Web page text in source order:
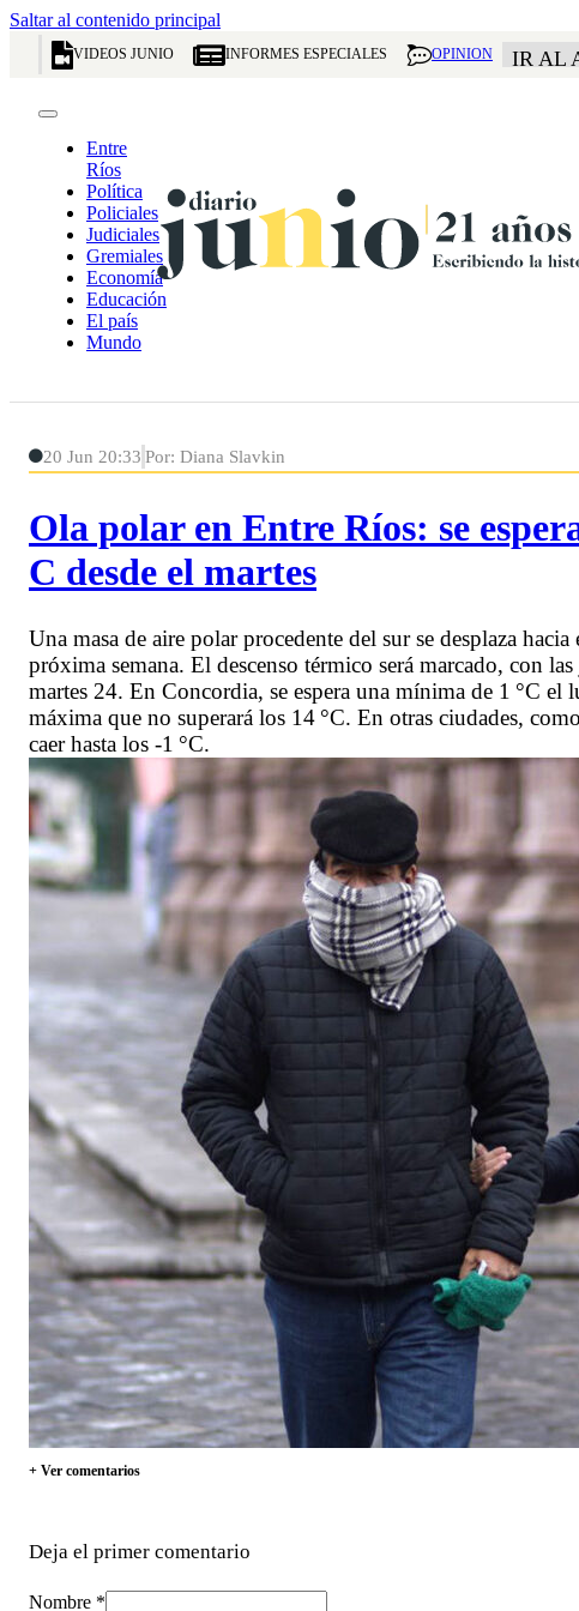
Saltar al contenido principal
VIDEOS JUNIO INFORMES ESPECIALES OPINION IR AL
Entre
Ríos
Política
Policiales
Judiciales
Gremiales
Economía
Educación
El país
Mundo
20 Jun 20:33 Por: Diana Slavkin
Ola polar en Entre Ríos: se
C desde el martes
Una masa de aire polar procedente del sur se desplaza
próxima semana. El descenso térmico será marcado, con
martes 24. En Concordia, se espera una mínima de 1 °C el
máxima que no superará los 14 °C. En otras ciudades,
caer hasta los -1 °C.
+ Ver comentarios
Deja el primer comentario
Nombre *